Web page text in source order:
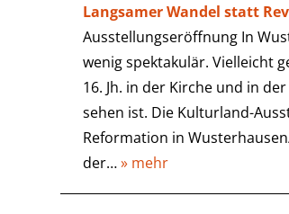
Langsamer Wandel statt
Ausstellungseröffnung In
wenig spektakulär. Vielleicht
16. Jh. in der Kirche und in
sehen ist. Die Kulturland-
Reformation in
der…» mehr